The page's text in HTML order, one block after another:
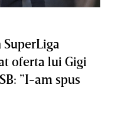
oferta lui Gigi
”I-am spus